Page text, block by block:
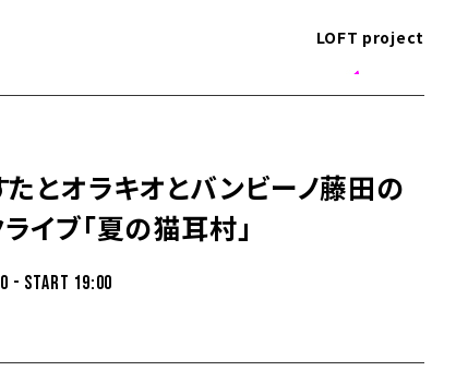
LOFT project
たとオラキオとバンビーノ藤田の
イブ「夏の猫耳村」
- START 19:00